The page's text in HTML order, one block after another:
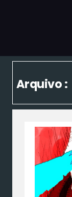
Arquivo :